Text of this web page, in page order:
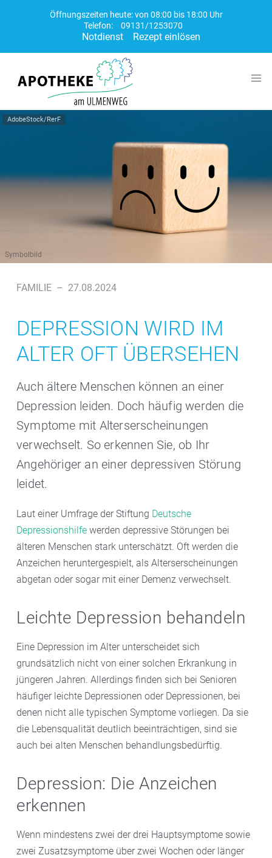
Öffnungszeiten heute: von 08:00 bis 18:00 Uhr
Telefon:
09131/1253070
Notdienst Rezept einlösen
AdobeStock/RerF
Symbolbild
FAMILIE – 27.08.2024
DEPRESSION WIRD IM
ALTER OFT ÜBERSEHEN
Auch ältere Menschen können an einer
Depression leiden. Doch häufig werden die
Symptome mit Alterserscheinungen
verwechselt. So erkennen Sie, ob Ihr
Angehöriger an einer depressiven Störung
leidet.
Laut einer Umfrage der Stiftung Deutsche
Depressionshilfe werden depressive Störungen bei
älteren Menschen stark unterschätzt. Oft werden die
Anzeichen heruntergespielt, als Alterserscheinungen
abgetan oder sogar mit einer Demenz verwechselt.
Leichte Depression behandeln
Eine Depression im Alter unterscheidet sich
grundsätzlich nicht von einer solchen Erkrankung in
jüngeren Jahren. Allerdings finden sich bei Senioren
häufiger leichte Depressionen oder Depressionen, bei
denen nicht alle typischen Symptome vorliegen. Da sie
die Lebensqualität deutlich beeinträchtigen, sind sie
auch bei alten Menschen behandlungsbedürftig.
Depression: Die Anzeichen
erkennen
Wenn mindestens zwei der drei Hauptsymptome sowie
zwei Zusatzsymptome über zwei Wochen oder länger